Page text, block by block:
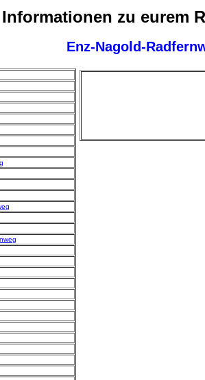
Informationen zu eurem
Enz-Nagold-